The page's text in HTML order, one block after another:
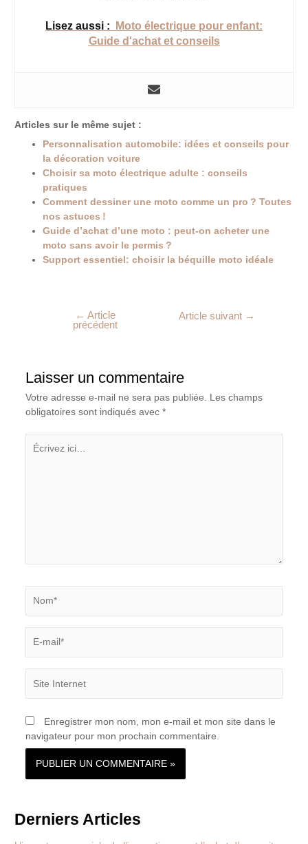
Lisez aussi :
Moto électrique pour enfant:
Guide d'achat et conseils
Articles sur le même sujet :
Personnalisation automobile: idées et conseils pour
la décoration voiture
Choisir sa moto électrique adulte : conseils
pratiques
Comment dessiner une moto comme un pro ? Toutes
nos astuces !
Guide d’achat d’une moto : peut-on acheter une
moto sans avoir le permis ?
Support essentiel: choisir la béquille moto idéale
← Article
précédent
Article suivant →
Laisser un commentaire
Votre adresse e-mail ne sera pas publiée. Les champs
obligatoires sont indiqués avec *
ici…
mail*
Internet
Enregistrer mon nom, mon e-mail et mon site dans le
navigateur pour mon prochain commentaire.
Derniers Articles